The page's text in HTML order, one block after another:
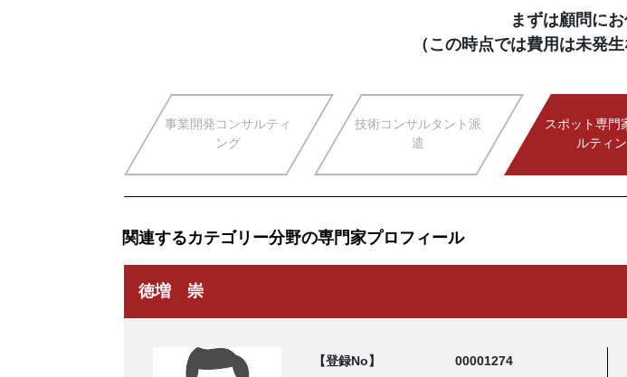
まずは顧問に
（この時点では費用は未発
事業開発コンサルティ
ング
技術コンサルタント派
遣
スポット専門
ルティ
関連するカテゴリー分野の専門家プロフィール
徳増 崇
【登録No】
00001274